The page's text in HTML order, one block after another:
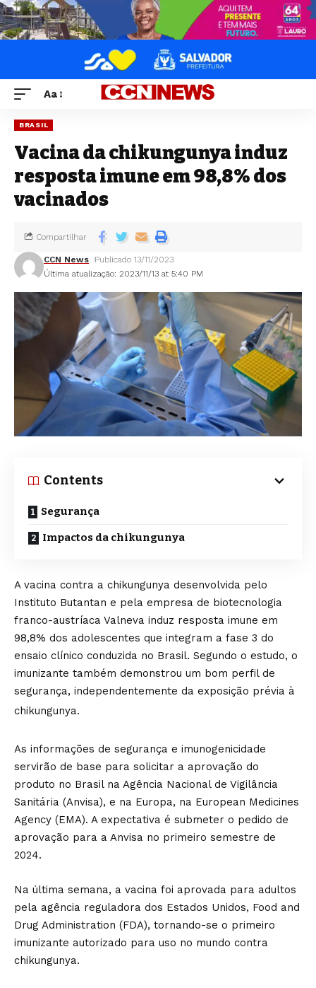
Aa
BRASIL
Vacina da chikungunya induz
resposta imune em 98,8% dos
vacinados
Última atualização: 2023/11/13 at 5:40 PM
CCN News Publicado 13/11/2023
Compartilhar
Contents
Segurança
Impactos da chikungunya
A vacina contra a chikungunya desenvolvida pelo
Instituto Butantan e pela empresa de biotecnologia
franco-austríaca Valneva induz resposta imune em
98,8% dos adolescentes que integram a fase 3 do
ensaio clínico conduzida no Brasil. Segundo o estudo, o
imunizante também demonstrou um bom perfil de
segurança, independentemente da exposição prévia à
chikungunya.
As informações de segurança e imunogenicidade
servirão de base para solicitar a aprovação do
produto no Brasil na Agência Nacional de Vigilância
Sanitária (Anvisa), e na Europa, na European Medicines
Agency (EMA). A expectativa é submeter o pedido de
aprovação para a Anvisa no primeiro semestre de
2024.
Na última semana, a vacina foi aprovada para adultos
pela agência reguladora dos Estados Unidos, Food and
Drug Administration (FDA), tornando-se o primeiro
imunizante autorizado para uso no mundo contra
chikungunya.